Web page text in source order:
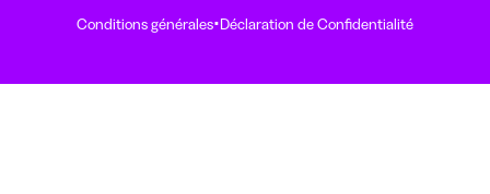
Conditions générales·Déclaration de Confidentialité